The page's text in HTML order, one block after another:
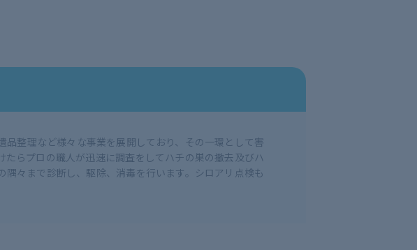
整理など様々な事業を展開しており、その一環として害
らプロの職人が迅速に調査をしてハチの巣の撤去及びハ
々まで診断し、駆除、消毒を行います。シロアリ点検も